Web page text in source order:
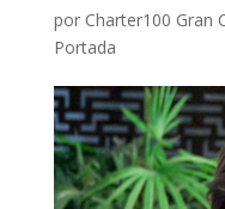
por Charter100 Gran
Portada